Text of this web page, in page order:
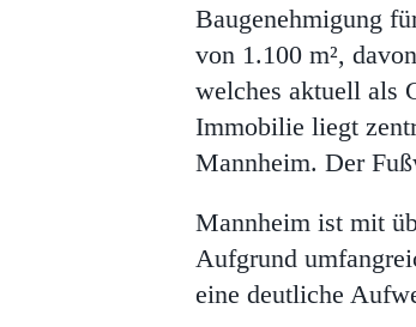
Baugenehmigung
von 1.100 m²,
welches aktuell als
Immobilie liegt
Mannheim. Der
Mannheim ist mit
Aufgrund
eine deutliche